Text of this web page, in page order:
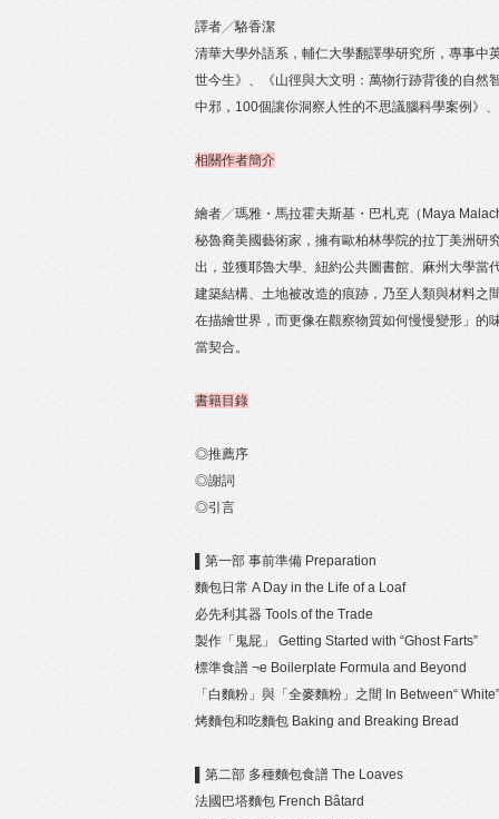
譯者╱駱香潔
清華大學外語系，輔仁大學翻譯學研究所，專事中
世今生》、《山徑與大文明：萬物行跡背後的自然
中邪，100個讓你洞察人性的不思議腦科學案例》
相關作者簡介
繪者╱瑪雅・馬拉霍夫斯基・巴札克（Maya
秘魯裔美國藝術家，擁有歐柏林學院的拉丁美洲研
出，並獲耶魯大學、紐約公共圖書館、麻州大學當
建築結構、土地被改造的痕跡，乃至人類與材料之
在描繪世界，而更像在觀察物質如何慢慢變形」
當契合。
書籍目錄
◎推薦序
◎謝詞
◎引言
▌第一部 事前準備 Preparation
麵包日常 A Day in the Life of a Loaf
必先利其器 Tools of the Trade
製作「鬼屁」 Getting Started with “Ghost Farts”
標準食譜 ¬e Boilerplate Formula and Beyond
「白麵粉」與「全麥麵粉」之間 In Between“
烤麵包和吃麵包 Baking and Breaking Bread
▌第二部 多種麵包食譜 The Loaves
法國巴塔麵包 French Bâtard